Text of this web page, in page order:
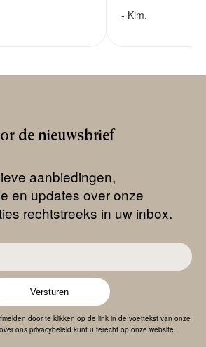
- Kim.
de nieuwsbrief
aanbiedingen,
en updates over onze
rechtstreeks in uw inbox.
Versturen
door te klikken op de link in de voettekst van onze
ons privacybeleid kunt u terecht op onze website.